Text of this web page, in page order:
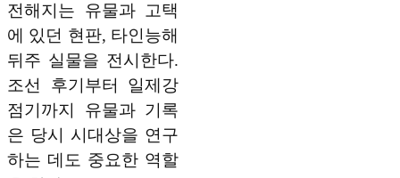
전해지는 유물과 고택
에 있던 현판, 타인능해
뒤주 실물을 전시한다.
조선 후기부터 일제강
점기까지 유물과 기록
은 당시 시대상을 연구
하는 데도 중요한 역할